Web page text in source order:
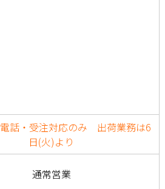
電話・受注対応のみ 出荷業務は6
日(火)より
通常営業